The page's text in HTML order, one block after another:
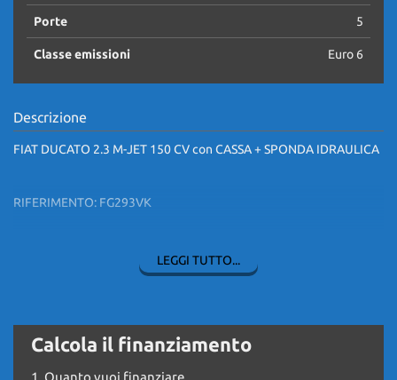
Porte 5
Classe emissioni Euro 6
Descrizione
FIAT DUCATO 2.3 M-JET 150 CV con CASSA + SPONDA IDRAULICA
RIFERIMENTO: FG293VK
UNICO PROPRIETARIO
***IL PREZZO ESPOSTO SI INTENDE IVA ESCLUSA
LEGGI TUTTO...
Calcola il finanziamento
1. Quanto vuoi finanziare